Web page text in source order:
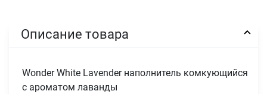
Описание товара
Wonder White Lavender наполнитель комкующийся
c ароматом лаванды